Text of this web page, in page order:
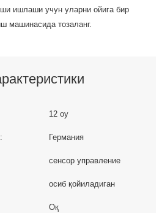
ишлаши учун уларни ойига бир
машинасида тозаланг.
12 oy
Германия
сенсор управление
осиб қойиладиган
Оқ